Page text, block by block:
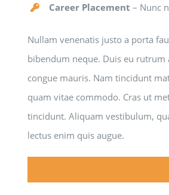
Career Placement – Nunc
Nullam venenatis justo a porta
bibendum neque. Duis eu rutrum
congue mauris. Nam tincidunt
quam vitae commodo. Cras ut
tincidunt. Aliquam vestibulum,
lectus enim quis augue.